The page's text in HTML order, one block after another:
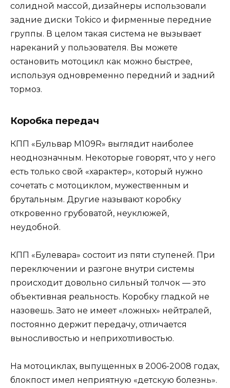
солидной массой, дизайнеры использовали
задние диски Tokico и фирменные передние
группы. В целом такая система не вызывает
нареканий у пользователя. Вы можете
остановить мотоцикл как можно быстрее,
используя одновременно передний и задний
тормоз.
Коробка передач
КПП «Бульвар M109R» выглядит наиболее
неоднозначным. Некоторые говорят, что у него
есть только свой «характер», который нужно
сочетать с мотоциклом, мужественным и
брутальным. Другие называют коробку
откровенно грубоватой, неуклюжей,
неудобной.
КПП «Булевара» состоит из пяти ступеней. При
переключении и разгоне внутри системы
происходит довольно сильный толчок — это
объективная реальность. Коробку гладкой не
назовешь. Зато не имеет «ложных» нейтралей,
постоянно держит передачу, отличается
выносливостью и неприхотливостью.
На мотоциклах, выпущенных в 2006-2008 годах,
блокпост имел неприятную «детскую болезнь».